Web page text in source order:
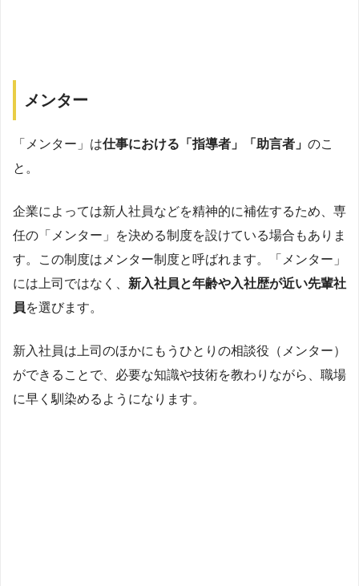
メンター
「メンター」は仕事における「指導者」「助言者」 のこ
と。
企業によっては新人社員などを精神的に補佐するため、専
任の「メンター」を決める制度を設けている場合もありま
す。この制度はメンター制度と呼ばれます。「メンター」
には上司ではなく、 新入社員と年齢や入社歴が近い先輩社
員を選びます。
新入社員は上司のほかにもうひとりの相談役（メンター）
ができることで、必要な知識や技術を教わりながら、職場
に早く馴染めるようになります。